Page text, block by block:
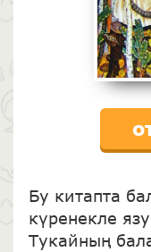
Бу китапта
күренекле
Тукайның